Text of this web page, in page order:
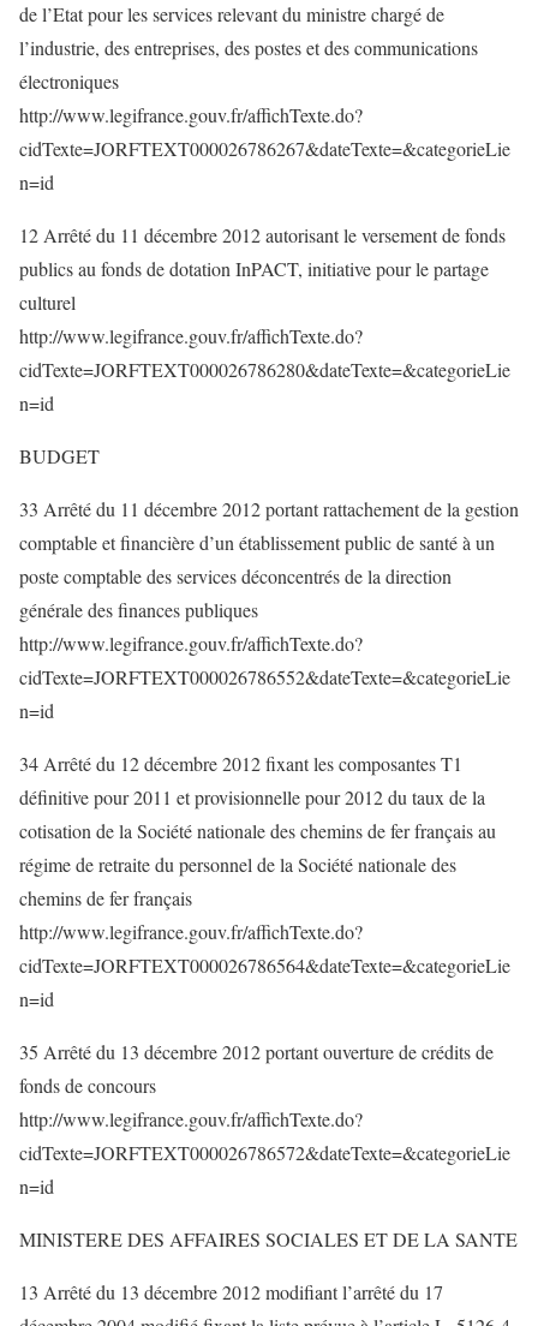
de l’Etat pour les services relevant du ministre chargé de
l’industrie, des entreprises, des postes et des communications
électroniques
http://www.legifrance.gouv.fr/affichTexte.do?
cidTexte=JORFTEXT000026786267&dateTexte=&categorieLie
n=id
12 Arrêté du 11 décembre 2012 autorisant le versement de fonds
publics au fonds de dotation InPACT, initiative pour le partage
culturel
http://www.legifrance.gouv.fr/affichTexte.do?
cidTexte=JORFTEXT000026786280&dateTexte=&categorieLie
n=id
BUDGET
33 Arrêté du 11 décembre 2012 portant rattachement de la gestion
comptable et financière d’un établissement public de santé à un
poste comptable des services déconcentrés de la direction
générale des finances publiques
http://www.legifrance.gouv.fr/affichTexte.do?
cidTexte=JORFTEXT000026786552&dateTexte=&categorieLie
n=id
34 Arrêté du 12 décembre 2012 fixant les composantes T1
définitive pour 2011 et provisionnelle pour 2012 du taux de la
cotisation de la Société nationale des chemins de fer français au
régime de retraite du personnel de la Société nationale des
chemins de fer français
http://www.legifrance.gouv.fr/affichTexte.do?
cidTexte=JORFTEXT000026786564&dateTexte=&categorieLie
n=id
35 Arrêté du 13 décembre 2012 portant ouverture de crédits de
fonds de concours
http://www.legifrance.gouv.fr/affichTexte.do?
cidTexte=JORFTEXT000026786572&dateTexte=&categorieLie
n=id
MINISTERE DES AFFAIRES SOCIALES ET DE LA SANTE
13 Arrêté du 13 décembre 2012 modifiant l’arrêté du 17